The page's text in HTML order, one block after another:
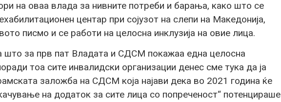
на оваа влада за нивните потреби и барања, како што се
центар при сојузот на слепи на Македонија,
писмо и се работи на целосна инклузија на овие лица.
што за прв пат Владата и СДСМ покажаа една целосна
тоа сите инвалидски организации денес сме тука да ја
заложба на СДСМ која најави дека во 2021 година ќе
на додаток за сите лица со попреченост“ потенцираше